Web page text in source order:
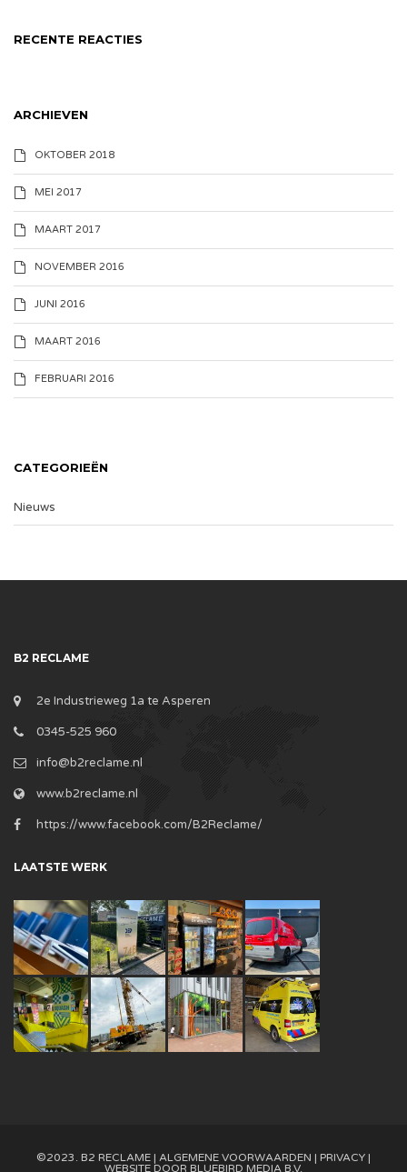
RECENTE REACTIES
ARCHIEVEN
OKTOBER 2018
MEI 2017
MAART 2017
NOVEMBER 2016
JUNI 2016
MAART 2016
FEBRUARI 2016
CATEGORIEËN
Nieuws
B2 RECLAME
2e Industrieweg 1a te Asperen
0345-525 960
info@b2reclame.nl
www.b2reclame.nl
https://www.facebook.com/B2Reclame/
LAATSTE WERK
©2023. B2 RECLAME | ALGEMENE VOORWAARDEN | PRIVACY |
WEBSITE DOOR BLUEBIRD MEDIA B.V.